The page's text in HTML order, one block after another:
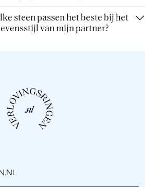
steen passen het beste bij het
van mijn partner?